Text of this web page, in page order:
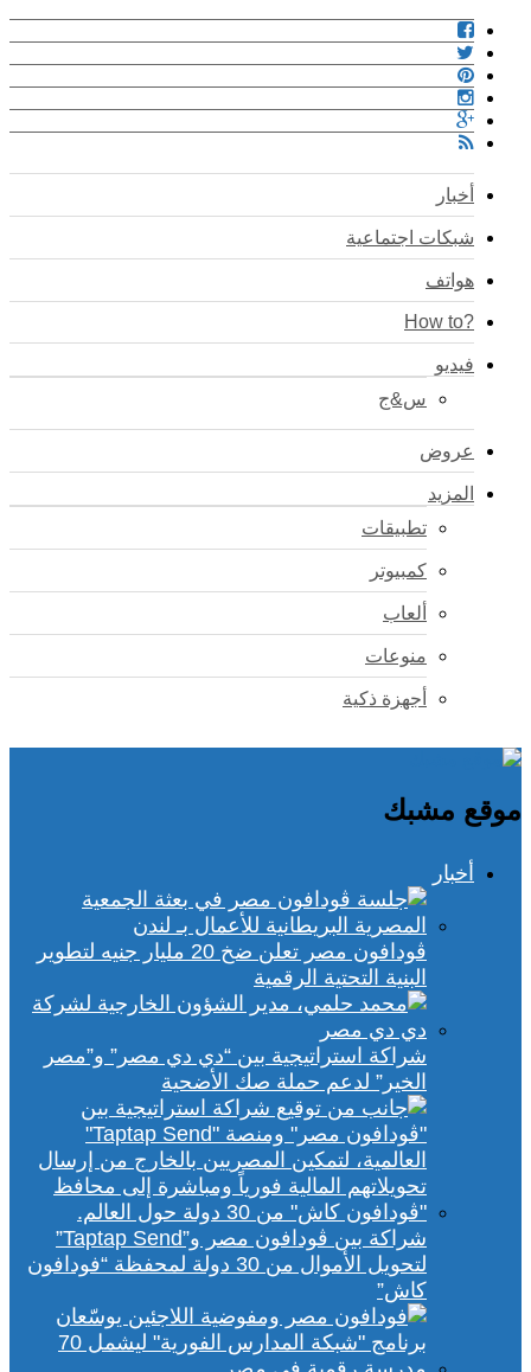
أخبار
شبكات اجتماعية
هواتف
?How to
فيديو
س&ج
عروض
المزيد
تطبيقات
كمبيوتر
ألعاب
منوعات
أجهزة ذكية
موقع مشبك
أخبار
ڤودافون مصر تعلن ضخ 20 مليار جنيه لتطوير
البنية التحتية الرقمية
شراكة استراتيجية بين “دي دي مصر” و”مصر
الخير” لدعم حملة صك الأضحية
شراكة بين ڤودافون مصر و”Taptap Send”
لتحويل الأموال من 30 دولة لمحفظة “فودافون
كاش”